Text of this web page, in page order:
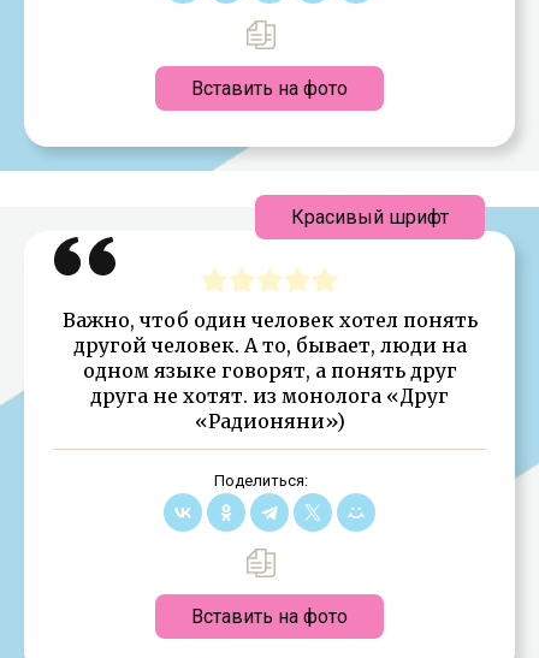
Вставить на фото
Важно, чтоб один человек хотел понять
другой человек. А то, бывает, люди на
одном языке говорят, а понять друг
друга не хотят. из монолога «Друг
«Радионяни»)
Поделиться:
Вставить на фото
Красивый шрифт